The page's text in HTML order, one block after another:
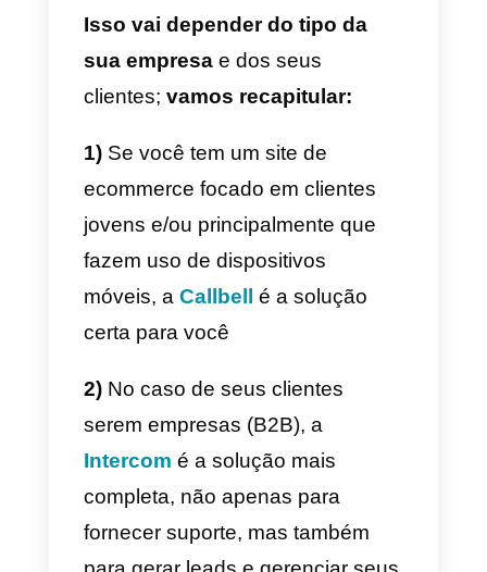
uma solução “moderna”, muitas
vezes é uma escolha ideal para
empresas (tanto para B2B ou
B2C) que desejam personalizar
seu chat como bem entenderem
Além disso, o Zopim pode ser
integrado facilmenteao
Salesforce
e muitas outras ferramentas de
gerenciamento de vendas e
suporte. O Zopim oferece uma
versão gratuita que pode acabar